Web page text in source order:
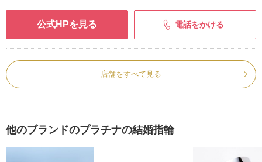
公式HPを見る 電話をかける
店舗をすべて見る
他のブランドのプラチナの結婚指輪